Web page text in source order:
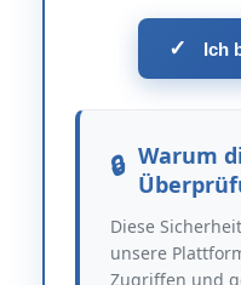
✓ Ich
Warum
Diese
unsere
Zugriffen und